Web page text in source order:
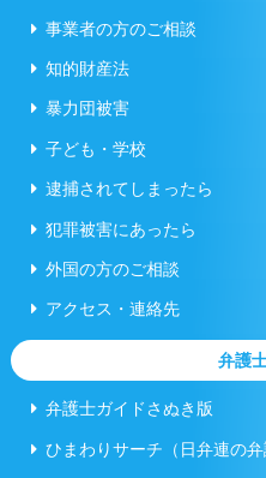
事業者の方のご相談
知的財産法
暴力団被害
子ども・学校
逮捕されてしまったら
犯罪被害にあったら
外国の方のご相談
アクセス・連絡先
弁護
弁護士ガイドさぬき版
ひまわりサーチ（日弁連の弁